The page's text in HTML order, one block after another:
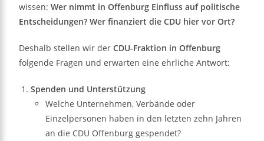
wissen:Wer nimmt in Offenburg Einfluss auf politische
Entscheidungen? Wer finanziert die CDU hier vor Ort?
Deshalb stellen wir derCDU-Fraktion in Offenburg
folgende Fragen und erwarten eine ehrliche Antwort:
Spenden und Unterstützung
Welche Unternehmen, Verbände oder
Einzelpersonen haben in den letzten zehn Jahren
an die CDU Offenburg gespendet?